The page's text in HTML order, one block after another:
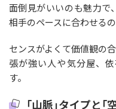
面倒見がいいのも魅力で
相手のペースに合わせるの
センスがよくて価値観の
張が強い人や気分屋、
す。
｢山脈｣タイプと｢